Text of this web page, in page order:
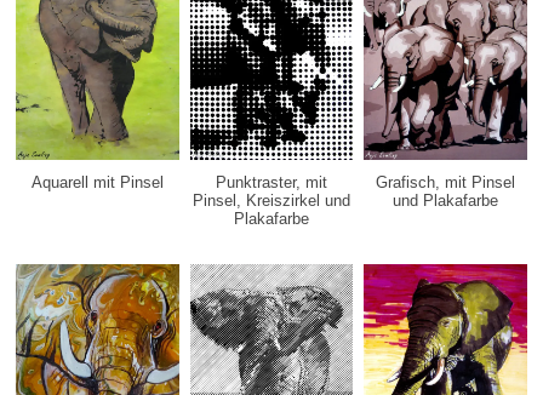
Aquarell mit Pinsel
Punktraster, mit
Pinsel, Kreiszirkel und
Plakafarbe
Grafisch, mit Pinsel
und Plakafarbe